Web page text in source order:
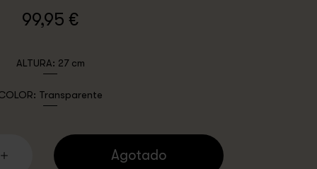
99,95 €
ALTURA: 27 cm
Transparente
Agotado